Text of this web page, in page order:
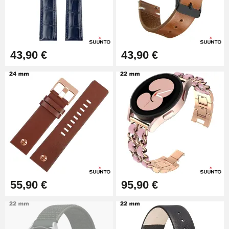
Kit Réparation Montre Débutant
Pied à Coulisse Numérique
9,90 €
Kit Horlogerie Débutant
Marteau Horloger pour Goupille
3,90 €
43,90 € 43,90 €
55,90 € 95,90 €